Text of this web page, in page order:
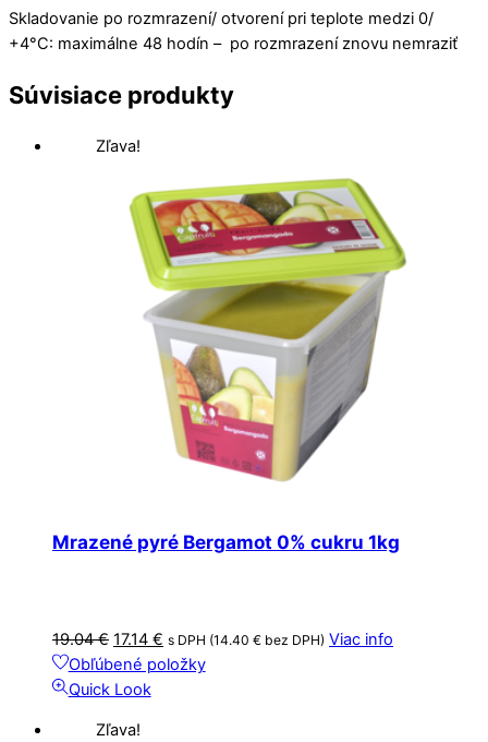
Skladovanie po rozmrazení/ otvorení pri teplote medzi 0/
+4°C: maximálne 48 hodín – po rozmrazení znovu nemraziť
Súvisiace produkty
Zľava!
Mrazené pyré Bergamot 0% cukru 1kg
19.04€ Pôvodná
cena
bola:
17.14 € Aktuálna
cena
s DPH (14.40 € bez DPH) Viac info
Obľúbené položky
Quick Look
Zľava!